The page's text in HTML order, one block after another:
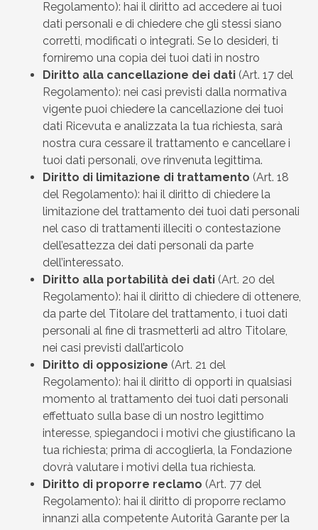
Regolamento): hai il diritto ad accedere ai tuoi
dati personali e di chiedere che gli stessi siano
corretti, modificati o integrati. Se lo desideri, ti
forniremo una copia dei tuoi dati in nostro
Diritto alla cancellazione dei dati (Art. 17 del
Regolamento): nei casi previsti dalla normativa
vigente puoi chiedere la cancellazione dei tuoi
dati Ricevuta e analizzata la tua richiesta, sarà
nostra cura cessare il trattamento e cancellare i
tuoi dati personali, ove rinvenuta legittima.
Diritto di limitazione di trattamento (Art. 18
del Regolamento): hai il diritto di chiedere la
limitazione del trattamento dei tuoi dati personali
nel caso di trattamenti illeciti o contestazione
dell’esattezza dei dati personali da parte
dell’interessato.
Diritto alla portabilità dei dati (Art. 20 del
Regolamento): hai il diritto di chiedere di ottenere,
da parte del Titolare del trattamento, i tuoi dati
personali al fine di trasmetterli ad altro Titolare,
nei casi previsti dall’articolo
Diritto di opposizione (Art. 21 del
Regolamento): hai il diritto di opporti in qualsiasi
momento al trattamento dei tuoi dati personali
effettuato sulla base di un nostro legittimo
interesse, spiegandoci i motivi che giustificano la
tua richiesta; prima di accoglierla, la Fondazione
dovrà valutare i motivi della tua richiesta.
Diritto di proporre reclamo (Art. 77 del
Regolamento): hai il diritto di proporre reclamo
innanzi alla competente Autorità Garante per la